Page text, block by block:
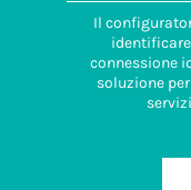
Il
connessione
soluzione